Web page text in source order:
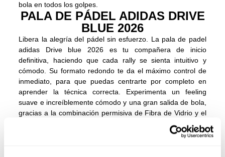
bola en todos los golpes.
PALA DE PÁDEL ADIDAS DRIVE
BLUE 2026
Libera la alegría del pádel sin esfuerzo. La pala de padel
adidas Drive blue 2026 es tu compañera de inicio
definitiva, haciendo que cada rally se sienta intuitivo y
cómodo. Su formato redondo te da el máximo control de
inmediato, para que puedas centrarte por completo en
aprender la técnica correcta. Experimenta un feeling
suave e increíblemente cómodo y una gran salida de bola,
gracias a la combinación permisiva de Fibra de Vidrio y el
núcleo Soft Performance EVA. Juega más tiempo y con
más confianza sabiendo que los refuerzos perimetrales,